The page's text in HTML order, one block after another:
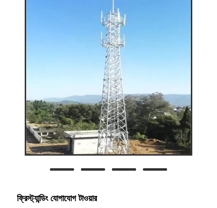
ফ্রিস্ট্যান্ডিং যোগাযোগ টাওয়ার